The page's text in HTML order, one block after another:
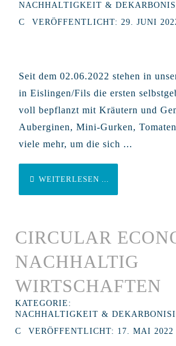
NACHHALTIGKEIT &
VERÖFFENTLICHT: 29. JUNI
Seit dem 02.06.2022 stehen in
in Eislingen/Fils die ersten
voll bepflanzt mit Kräutern und
Auberginen, Mini-Gurken,
viele mehr, um die sich ...
WEITERLESEN ...
CIRCULAR
NACHHALTIG
WIRTSCHAFTEN
KATEGORIE:
NACHHALTIGKEIT &
VERÖFFENTLICHT: 17. MAI 2022